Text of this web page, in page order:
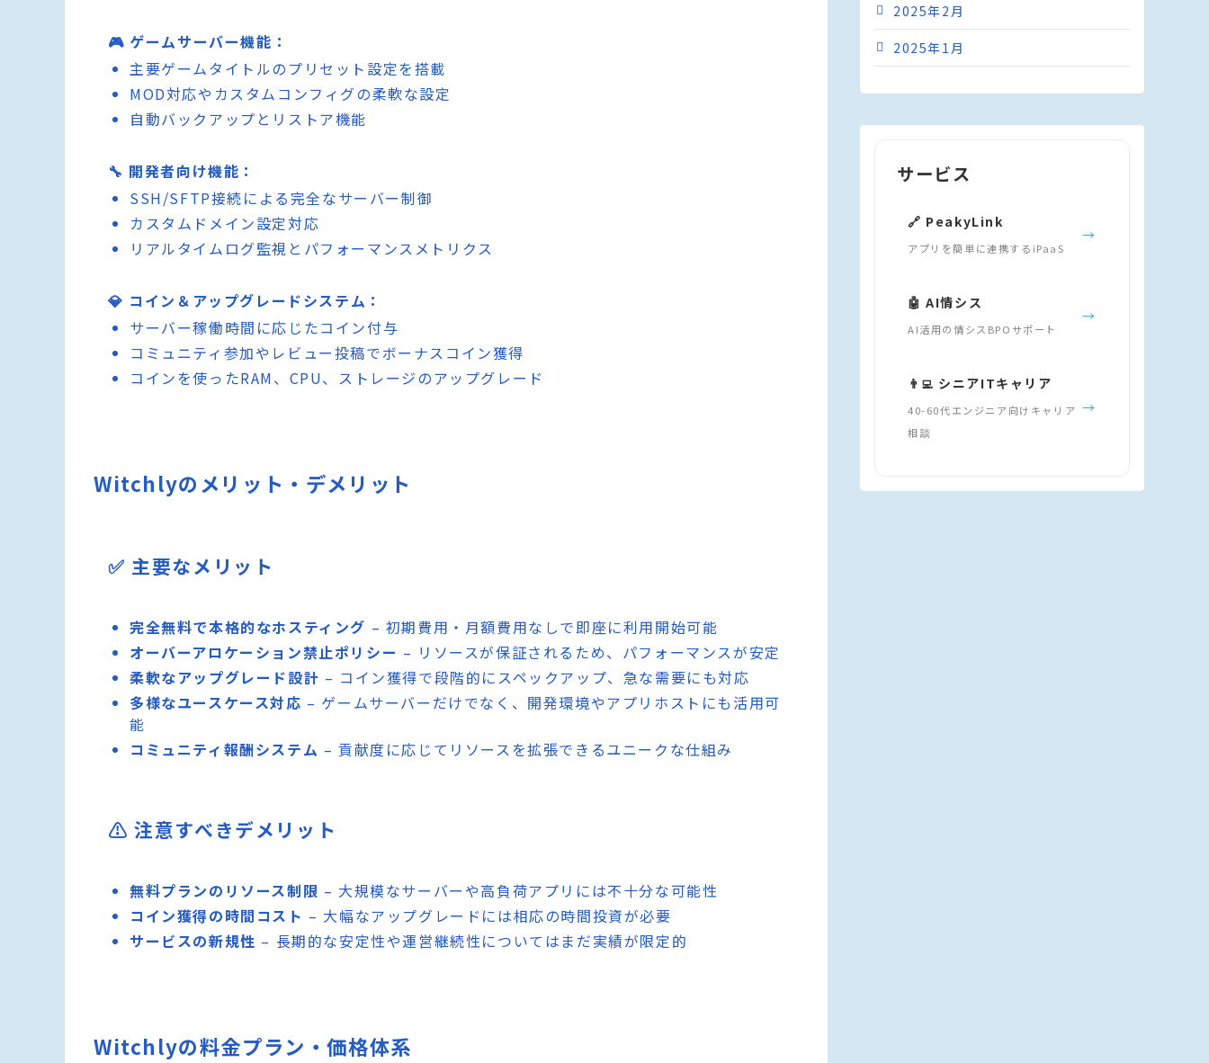
🎮 ゲームサーバー機能：
主要ゲームタイトルのプリセット設定を搭載
MOD対応やカスタムコンフィグの柔軟な設定
自動バックアップとリストア機能
🔧 開発者向け機能：
SSH/SFTP接続による完全なサーバー制御
カスタムドメイン設定対応
リアルタイムログ監視とパフォーマンスメトリクス
💎 コイン＆アップグレードシステム：
サーバー稼働時間に応じたコイン付与
コミュニティ参加やレビュー投稿でボーナスコイン獲得
コインを使ったRAM、CPU、ストレージのアップグレード
Witchlyのメリット・デメリット
✅ 主要なメリット
完全無料で本格的なホスティング – 初期費用・月額費用なしで即座に利用開始可能
オーバーアロケーション禁止ポリシー – リソースが保証されるため、パフォーマンスが安定
柔軟なアップグレード設計 – コイン獲得で段階的にスペックアップ、急な需要にも対応
多様なユースケース対応 – ゲームサーバーだけでなく、開発環境やアプリホストにも活用可
能
コミュニティ報酬システム – 貢献度に応じてリソースを拡張できるユニークな仕組み
⚠️ 注意すべきデメリット
無料プランのリソース制限 – 大規模なサーバーや高負荷アプリには不十分な可能性
コイン獲得の時間コスト – 大幅なアップグレードには相応の時間投資が必要
サービスの新規性 – 長期的な安定性や運営継続性についてはまだ実績が限定的
Witchlyの料金プラン・価格体系
2025年2月
2025年1月
サービス
🔗 PeakyLink
アプリを簡単に連携するiPaaS
→
🤖 AI情シス
AI活用の情シスBPOサポート
→
👨‍💻 シニアITキャリア
40-60代エンジニア向けキャリア
相談
→